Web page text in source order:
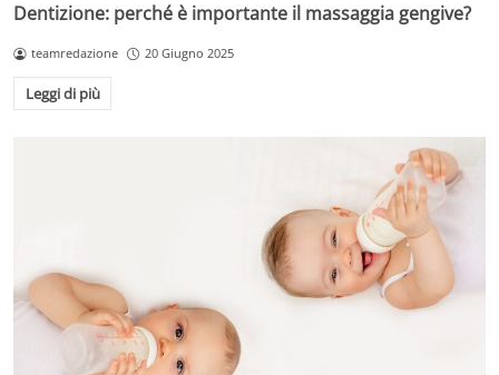
Dentizione: perché è importante il massaggia gengive?
teamredazione 20 Giugno 2025
Leggi di più